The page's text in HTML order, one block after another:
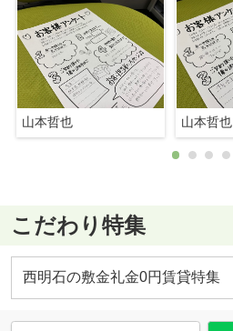
山本哲也 山本哲也
こだわり特集
西明石の敷金礼金0円賃貸特集